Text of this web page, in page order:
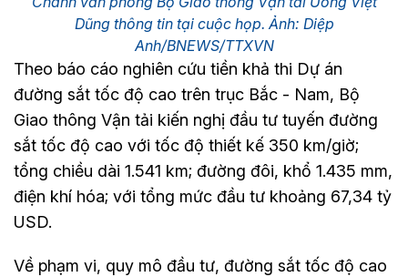
Dũng thông tin tại cuộc họp. Ảnh: Diệp
Anh/BNEWS/TTXVN
Theo báo cáo nghiên cứu tiền khả thi Dự án
đường sắt tốc độ cao trên trục Bắc - Nam, Bộ
Giao thông Vận tải kiến nghị đầu tư tuyến đường
sắt tốc độ cao với tốc độ thiết kế 350 km/giờ;
tổng chiều dài 1.541 km; đường đôi, khổ 1.435 mm,
điện khí hóa; với tổng mức đầu tư khoảng 67,34 tỷ
USD.
Về phạm vi, quy mô đầu tư, đường sắt tốc độ cao